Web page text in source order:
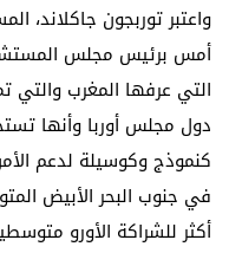
واعتبر توربجون جاكلاند،
أمس برئيس مجلس
التي عرفها المغرب والتي
دول مجلس أوربا وأنها
كنموذج وكوسيلة لدعم
في جنوب البحر الأبيض
أكثر للشراكة الأورو